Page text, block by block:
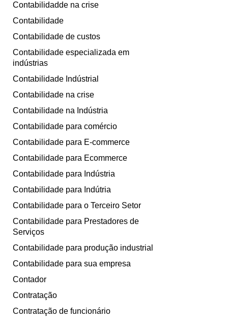
Contabilidadde na crise
Contabilidade
Contabilidade de custos
Contabilidade especializada em
indústrias
Contabilidade Indústrial
Contabilidade na crise
Contabilidade na Indústria
Contabilidade para comércio
Contabilidade para E-commerce
Contabilidade para Ecommerce
Contabilidade para Indústria
Contabilidade para Indútria
Contabilidade para o Terceiro Setor
Contabilidade para Prestadores de
Serviços
Contabilidade para produção industrial
Contabilidade para sua empresa
Contador
Contratação
Contratação de funcionário